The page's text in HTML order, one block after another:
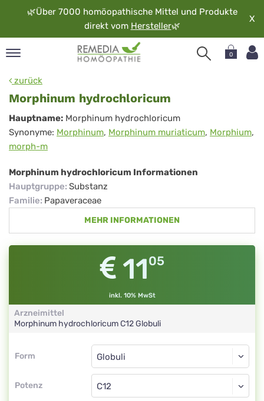
🌿Über 7000 homöopathische Mittel und Produkte
direkt vom Hersteller🌿
X
0
zurück
Morphinum hydrochloricum
Morphinum
hydrochloricum
Hauptname: Morphinum hydrochloricum
Synonyme: Morphinum, Morphinum muriaticum, Morphium,
morph-m
Morphinum hydrochloricum Informationen
Hauptgruppe: Substanz
Familie: Papaveraceae
MEHR INFORMATIONEN
1105
inkl. 10% MwSt
Arzneimittel
Morphinum hydrochloricumC12Globuli
Form
Form
Potenz
Globuli
C12